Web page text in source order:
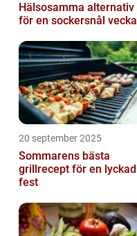
Hälsosamma alternativ
för en sockersnål vecka
20 september 2025
Sommarens bästa
grillrecept för en lyckad
fest